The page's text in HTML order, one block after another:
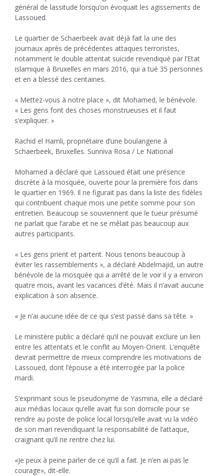
général de lassitude lorsqu’on évoquait les agissements de
Lassoued.
Le quartier de Schaerbeek avait déjà fait la une des
journaux après de précédentes attaques terroristes,
notamment le double attentat suicide revendiqué par l’Etat
islamique à Bruxelles en mars 2016, qui a tué 35 personnes
et en a blessé des centaines.
« Mettez-vous à notre place », dit Mohamed, le bénévole.
« Les gens font des choses monstrueuses et il faut
s’expliquer. »
Rachid el Hamli, propriétaire d’une boulangerie à
Schaerbeek, Bruxelles. Sunniva Rosa / Le National
Mohamed a déclaré que Lassoued était une présence
discrète à la mosquée, ouverte pour la première fois dans
le quartier en 1969. Il ne figurait pas dans la liste des fidèles
qui contribuent chaque mois une petite somme pour son
entretien. Beaucoup se souviennent que le tueur présumé
ne parlait que l’arabe et ne se mêlait pas beaucoup aux
autres participants.
« Les gens prient et partent. Nous tenons beaucoup à
éviter les rassemblements », a déclaré Abdelmajid, un autre
bénévole de la mosquée qui a arrêté de le voir il y a environ
quatre mois, avant les vacances d’été. Mais il n’avait aucune
explication à son absence.
« Je n’ai aucune idée de ce qui s’est passé dans sa tête. »
Le ministère public a déclaré qu’il ne pouvait exclure un lien
entre les attentats et le conflit au Moyen-Orient. L’enquête
devrait permettre de mieux comprendre les motivations de
Lassoued, dont l’épouse a été interrogée par la police
mardi.
S’exprimant sous le pseudonyme de Yasmina, elle a déclaré
aux médias locaux qu’elle avait fui son domicile pour se
rendre au poste de police local lorsqu’elle avait vu la vidéo
de son mari revendiquant la responsabilité de l’attaque,
craignant qu’il ne rentre chez lui.
«Je peux à peine parler de ce qu’il a fait. Je n’en ai pas le
courage», dit-elle.